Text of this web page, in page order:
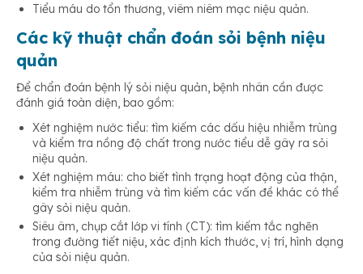
Tiểu máu do tổn thương, viêm niêm mạc niệu quản.
Các kỹ thuật chẩn đoán sỏi bệnh niệu
quản
Để chẩn đoán bệnh lý sỏi niệu quản, bệnh nhân cần được
đánh giá toàn diện, bao gồm:
Xét nghiệm nước tiểu: tìm kiếm các dấu hiệu nhiễm trùng
và kiểm tra nồng độ chất trong nước tiểu dễ gây ra sỏi
niệu quản.
Xét nghiệm máu: cho biết tình trạng hoạt động của thận,
kiểm tra nhiễm trùng và tìm kiếm các vấn đề khác có thể
gây sỏi niệu quản.
Siêu âm, chụp cắt lớp vi tính (CT): tìm kiếm tắc nghẽn
trong đường tiết niệu, xác định kích thước, vị trí, hình dạng
của sỏi niệu quản.